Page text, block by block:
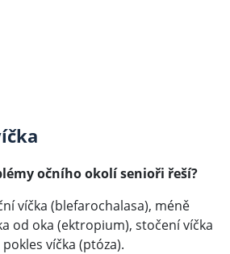
očního okolí senioři řeší?
víčka (blefarochalasa), méně
od oka (ektropium), stočení víčka
víčka (ptóza).